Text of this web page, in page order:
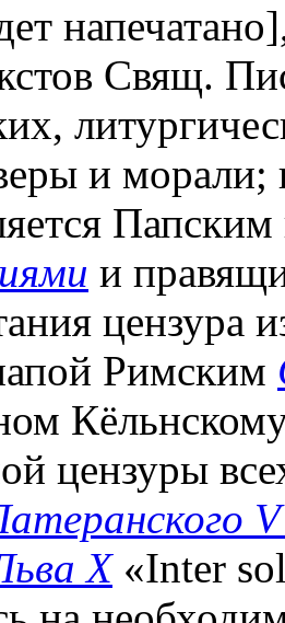
Свящ.
и морали;
и
цензура
Римским
цензуры
Х«Inter